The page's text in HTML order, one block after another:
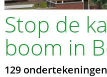
Stop de
boom in
129 ondertekeningen